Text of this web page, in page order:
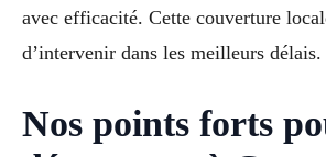
avec efficacité. Cette couverture
d’intervenir dans les meilleurs délais.
Nos points forts